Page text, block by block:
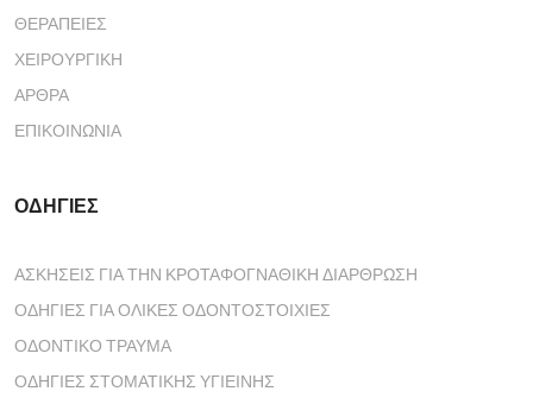
ΘΕΡΑΠΕΊΕΣ
ΧΕΙΡΟΥΡΓΙΚΉ
ΆΡΘΡΑ
ΕΠΙΚΟΙΝΩΝΊΑ
ΟΔΗΓΙΕΣ
ΑΣΚΗΣΕΙΣ ΓΙΑ ΤΗΝ ΚΡΟΤΑΦΟΓΝΑΘΙΚΗ ΔΙΑΡΘΡΩΣΗ
ΟΔΗΓΙΕΣ ΓΙΑ ΟΛΙΚΕΣ ΟΔΟΝΤΟΣΤΟΙΧΙΕΣ
ΟΔΟΝΤΙΚΟ ΤΡΑΥΜΑ
ΟΔΗΓΙΕΣ ΣΤΟΜΑΤΙΚΗΣ ΥΓΙΕΙΝΗΣ